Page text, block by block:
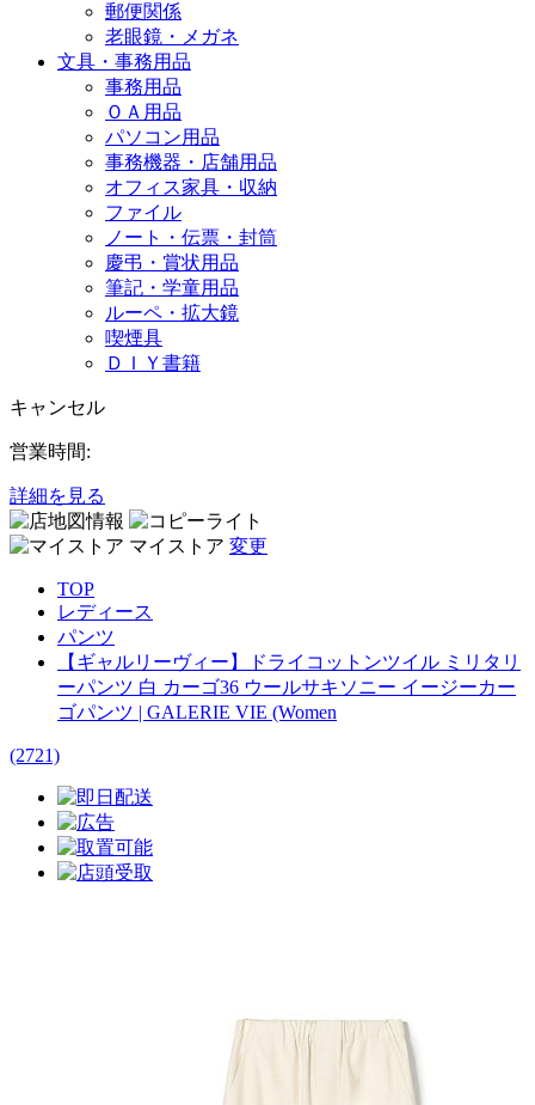
郵便関係
老眼鏡・メガネ
文具・事務用品
事務用品
ＯＡ用品
パソコン用品
事務機器・店舗用品
オフィス家具・収納
ファイル
ノート・伝票・封筒
慶弔・賞状用品
筆記・学童用品
ルーペ・拡大鏡
喫煙具
ＤＩＹ書籍
キャンセル
営業時間:
詳細を見る
マイストア 変更
TOP
レディース
パンツ
【ギャルリーヴィー】ドライコットンツイル ミリタリ
ーパンツ 白 カーゴ36 ウールサキソニー イージーカー
ゴパンツ | GALERIE VIE (Women
(2721)